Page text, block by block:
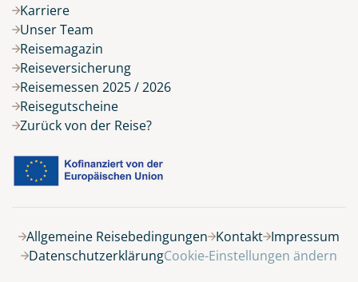
Karriere
Unser Team
Reisemagazin
Reiseversicherung
Reisemessen 2025 / 2026
Reisegutscheine
Zurück von der Reise?
Allgemeine Reisebedingungen Kontakt Impressum
DatenschutzerklärungCookie-Einstellungen ändern